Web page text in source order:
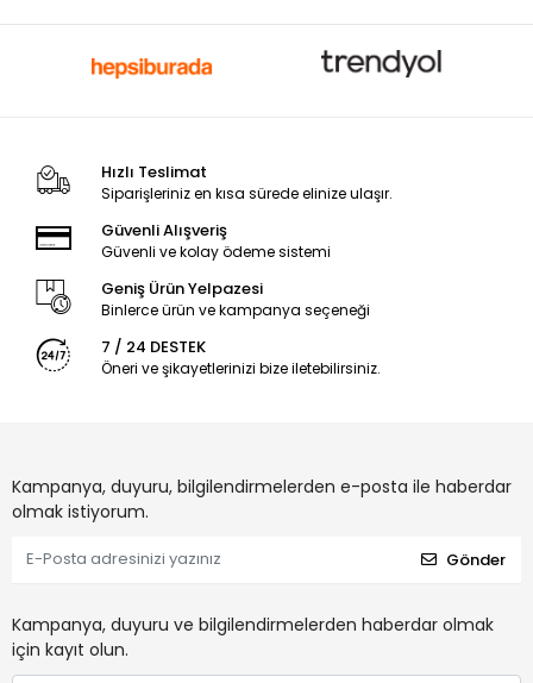
Hızlı Teslimat
Siparişleriniz en kısa sürede elinize ulaşır.
Güvenli Alışveriş
Güvenli ve kolay ödeme sistemi
Geniş Ürün Yelpazesi
Binlerce ürün ve kampanya seçeneği
7 / 24 DESTEK
Öneri ve şikayetlerinizi bize iletebilirsiniz.
Kampanya, duyuru, bilgilendirmelerden e-posta ile haberdar
olmak istiyorum.
Gönder
Kampanya, duyuru ve bilgilendirmelerden haberdar olmak
için kayıt olun.